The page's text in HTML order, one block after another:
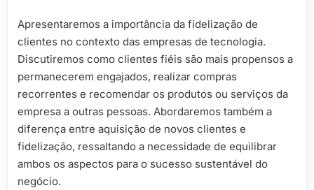
Apresentaremos a importância da fidelização de
clientes no contexto das empresas de tecnologia.
Discutiremos como clientes fiéis são mais propensos a
permanecerem engajados, realizar compras
recorrentes e recomendar os produtos ou serviços da
empresa a outras pessoas. Abordaremos também a
diferença entre aquisição de novos clientes e
fidelização, ressaltando a necessidade de equilibrar
ambos os aspectos para o sucesso sustentável do
negócio.